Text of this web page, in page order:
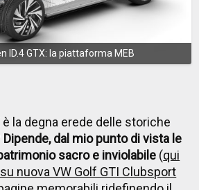
ID.4 GTX: la piattaforma MEB
è la degna erede delle storiche
Dipende, dal mio punto di vista le
sacro e inviolabile (qui
nuova VW Golf GTI Clubsport